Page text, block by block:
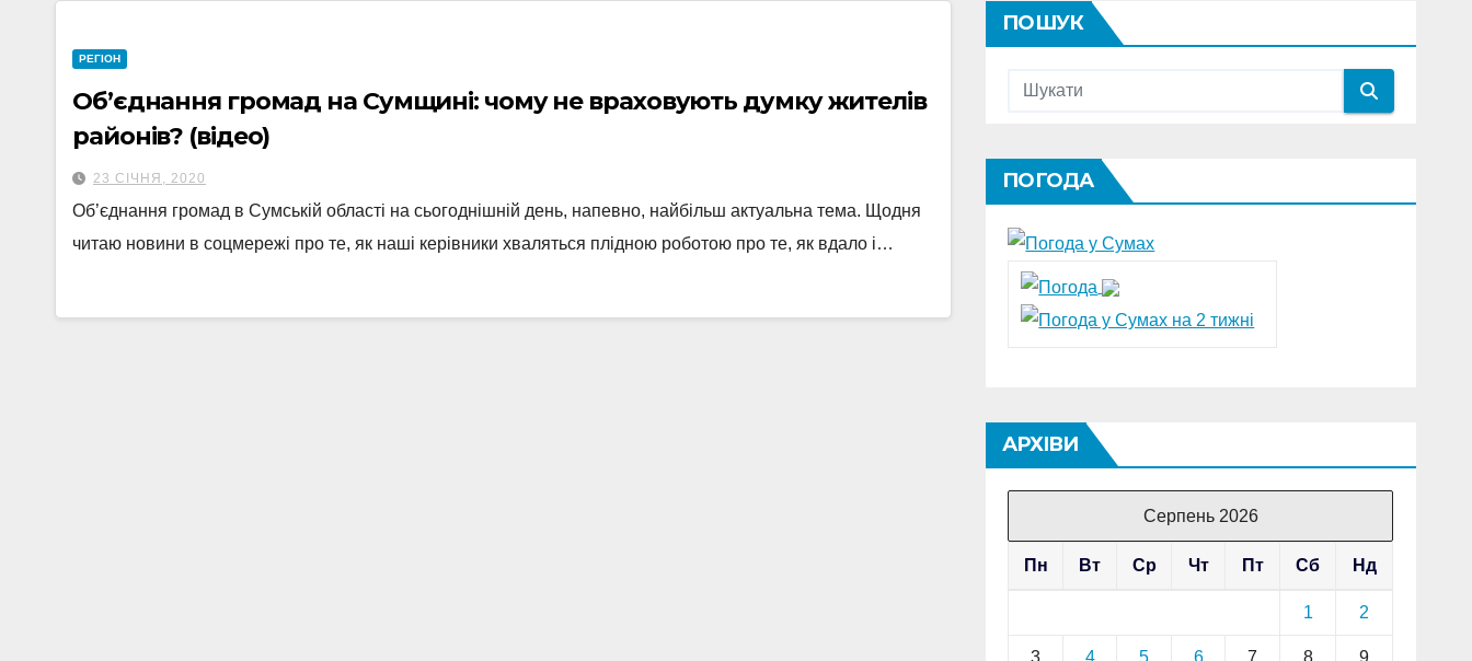
РЕГІОН
Об’єднання громад на Сумщині: чому не враховують думку жителів
районів? (відео)
23 СІЧНЯ, 2020
Об’єднання громад в Сумській області на сьогоднішній день, напевно, найбільш актуальна тема. Щодня
читаю новини в соцмережі про те, як наші керівники хваляться плідною роботою про те, як вдало і…
ПОШУК
ПОГОДА
АРХІВИ
Серпень 2026
Пн Вт Ср Чт Пт Сб Нд
1 2
3 4 5 6 7 8 9